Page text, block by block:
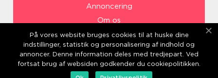
Annoncering
Om os
Cookies
Kontakt os
Sitemap
På vores website bruges cookies til at huske dine
indstillinger, statistik og personalisering af indhold og
annoncer. Denne information deles med tredjepart. Ved
fortsat brug af websiden godkender du cookiepolitikken.